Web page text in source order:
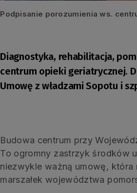
Podpisanie porozumienia ws.
Diagnostyka, rehabilitacja,
centrum opieki geriatrycznej.
Umowę z władzami Sopotu i
Budowa centrum przy
To ogromny zastrzyk środków
niezwykle ważną umowę, która
marszałek województwa